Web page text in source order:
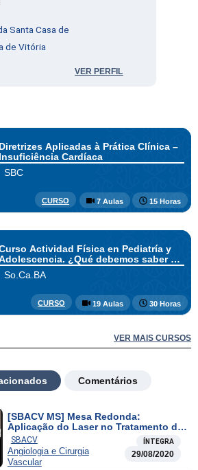
Santa Casa de
de Vitória
VER PERFIL
Diretrizes Aplicadas à Prática Clínica –
Insuficiência Cardíaca
SBC
CURSO 7 Aulas 15 Horas
Actividad Física en Pediatría y
¿Qué debemos saber y
So.Ca.BA
CURSO 19 Aulas 30 Horas
VER MAIS CURSOS
Comentários
[SBACV MS] Mesa Redonda:
Aplicação do Laser no Tratamento de
Varizes
SBACV ÍNTEGRA
Angiologia e Cirurgia
Vascular
29/08/2020